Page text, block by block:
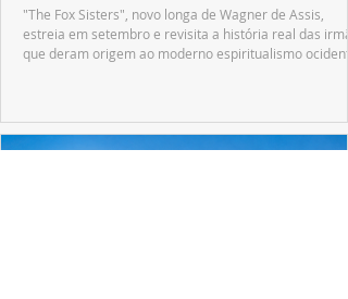
"The Fox Sisters", novo longa de Wagner de Assis,
estreia em setembro e revisita a história real das
que deram origem ao moderno espiritualismo